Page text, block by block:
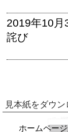
2019年10月
詫び
見本紙をダウン
ホームペー